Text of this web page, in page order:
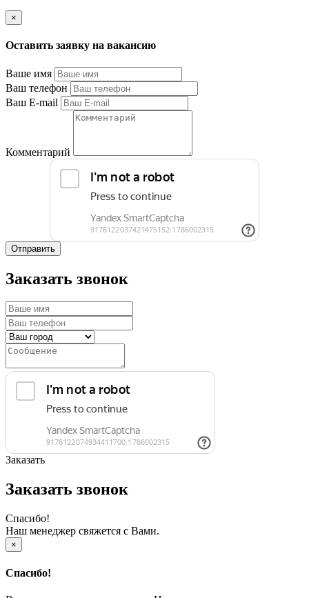
×
Оставить заявку на вакансию
Ваше имя
Ваш телефон
Ваш E-mail
Комментарий
Отправить
Заказать звонок
Заказать
Заказать звонок
Спасибо!
Наш менеджер свяжется с Вами.
×
Спасибо!